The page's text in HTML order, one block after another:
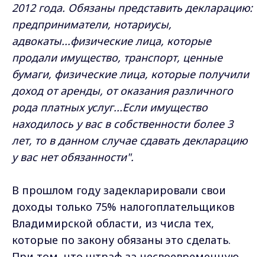
2012 года. Обязаны представить декларацию:
предприниматели, нотариусы,
адвокаты...физические лица, которые
продали имущество, транспорт, ценные
бумаги, физические лица, которые получили
доход от аренды, от оказания различного
рода платных услуг...Если имущество
находилось у вас в собственности более 3
лет, то в данном случае сдавать декларацию
у вас нет обязанности".
В прошлом году задекларировали свои
доходы только 75% налогоплательщиков
Владимирской области, из числа тех,
которые по закону обязаны это сделать.